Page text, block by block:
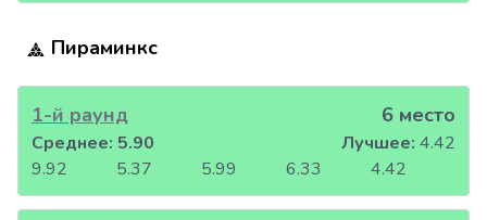
Пираминкс
1-й раунд 6 место
9.92 5.37 5.99 6.33 4.42
Среднее: 5.90 Лучшее: 4.42